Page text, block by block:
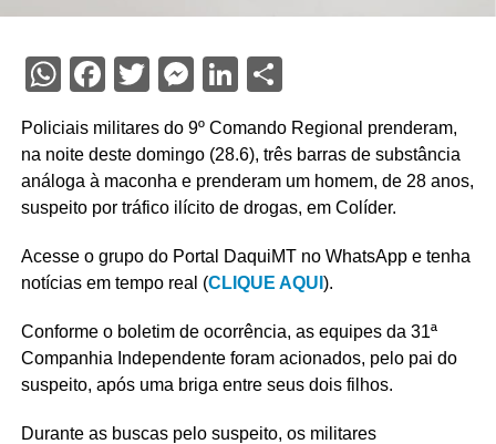
WhatsApp
Facebook
Twitter
Messenger
LinkedIn
Share
Policiais militares do 9º Comando Regional prenderam,
na noite deste domingo (28.6), três barras de substância
análoga à maconha e prenderam um homem, de 28 anos,
suspeito por tráfico ilícito de drogas, em Colíder.
Acesse o grupo do Portal DaquiMT no WhatsApp e tenha
notícias em tempo real (CLIQUE AQUI ).
Conforme o boletim de ocorrência, as equipes da 31ª
Companhia Independente foram acionados, pelo pai do
suspeito, após uma briga entre seus dois filhos.
Durante as buscas pelo suspeito, os militares